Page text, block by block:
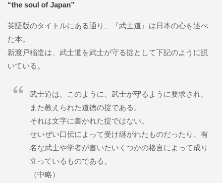
“the soul of Japan”
英語版のタイトルにある通り、『武士道』は日本の心を述べ
た本。
新渡戸稲造は、武士道を武士が守る掟として下記のように説
いている。
武士道は、このように、武士が守るように要求され、
また教えられた道徳の掟である。
それは文字に書かれた掟ではない。
せいぜい口伝によって受け継がれたものだったり、有
名な武士や学者が書いたいくつかの格言によって成り
立っているものである。
（中略）